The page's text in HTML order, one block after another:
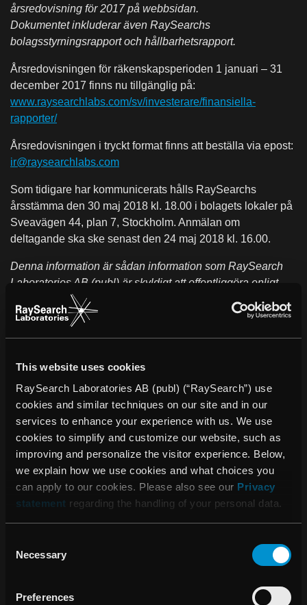
This website uses cookies
RaySearch Laboratories AB (publ) (“RaySearch”) use
cookies and similar techniques on our site and in our
services to enhance your experience with us. We use
cookies to simplify and customize our website, such as
improving and personalize the visitor experience. Below,
we explain how we use cookies and what choices you
can apply to our cookies. Please also see our Privacy
statement regarding the handling of your personal data.
Selection
Necessary
Preferences
årsredovisning för 2017 på webbsidan.
Dokumentet inkluderar även RaySearchs
bolagsstyrningsrapport och hållbarhetsrapport.
Årsredovisningen för räkenskapsperioden 1 januari – 31
december 2017 finns nu tillgänglig på:
www.raysearchlabs.com/sv/investerare/finansiella-
rapporter/
Årsredovisningen i tryckt format finns att beställa via epost:
ir@raysearchlabs.com
Som tidigare har kommunicerats hålls RaySearchs
årsstämma den 30 maj 2018 kl. 18.00 i bolagets lokaler på
Sveavägen 44, plan 7, Stockholm. Anmälan om
deltagande ska ske senast den 24 maj 2018 kl. 16.00.
Denna information är sådan information som RaySearch
Laboratories AB (publ) är skyldigt att offentliggöra enligt
lagen om värdepappersmarknaden. Informationen
lämnades, genom nedanstående kontaktpersoners försorg,
Epost: johan.lof@raysearchlabs.com
Peter Thysell, CFO Tel: +46 70 661 0559
Epost: peter.thysell@raysearchlabs.com
Om RaySearch
RaySearch Laboratories AB (publ) är ett medicintekniskt
företag som utvecklar innovativa mjukvarulösningar för
förbättrad cancerbehandling. RaySearch marknadsför
världen och distribuerar produkter via licensavtal med
ledande medicinteknikföretag. I december 2017 lanserade
RayCare*, som utgör ett nytt produktområde för